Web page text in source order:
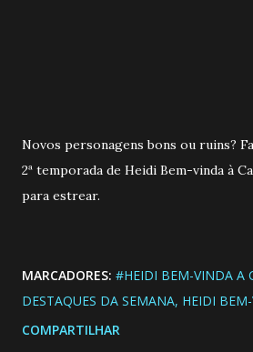
Novos personagens bons ou ruins?
2ª temporada de Heidi Bem-vinda à
para estrear.
MARCADORES: #HEIDI BEM-VINDA A
DESTAQUES DA SEMANA HEIDI
COMPARTILHAR